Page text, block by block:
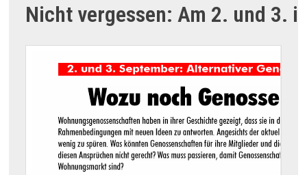
Nicht vergessen: Am 2. und 3.